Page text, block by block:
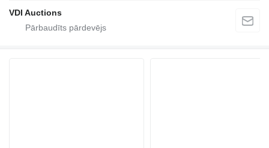
VDI Auctions